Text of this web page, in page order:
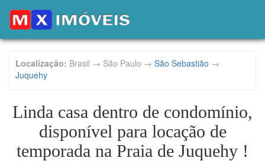
Localização: Brasil → São Paulo → São Sebastião →
Juquehy
Linda casa dentro de condomínio,
disponível para locação de
temporada na Praia de Juquehy !